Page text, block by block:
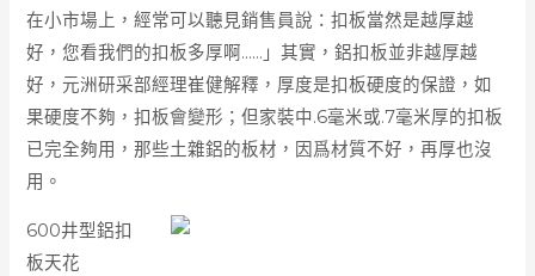
在小市場上，經常可以聽見銷售員說：扣板當然是越厚越
好，您看我們的扣板多厚啊……」其實，鋁扣板並非越厚越
好，元洲研采部經理崔健解釋，厚度是扣板硬度的保證，如
果硬度不夠，扣板會變形；但家裝中.6毫米或.7毫米厚的扣板
已完全夠用，那些土雜鋁的板材，因爲材質不好，再厚也沒
用。
600井型鋁扣
板天花